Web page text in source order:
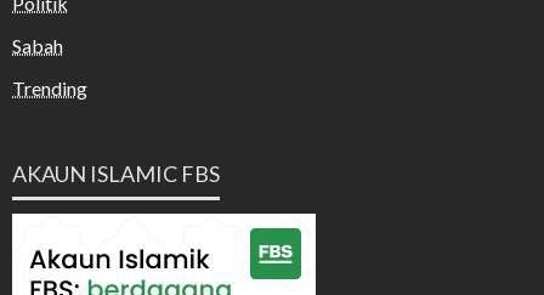
Sabah
Trending
AKAUN ISLAMIC FBS